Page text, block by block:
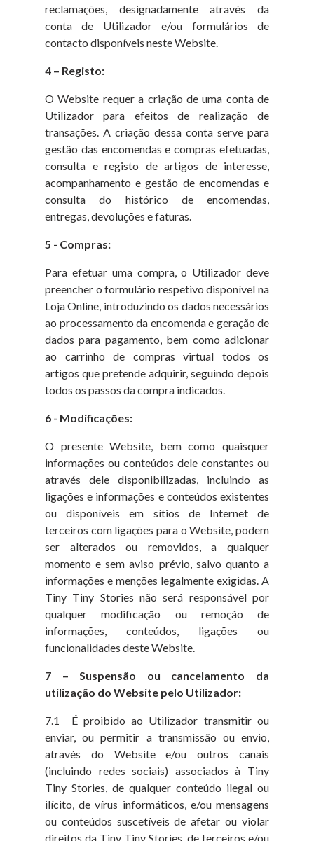
reclamações, designadamente através da
conta de Utilizador e/ou formulários de
contacto disponíveis neste Website.
4 – Registo:
O Website requer a criação de uma conta de
Utilizador para efeitos de realização de
transações. A criação dessa conta serve para
gestão das encomendas e compras efetuadas,
consulta e registo de artigos de interesse,
acompanhamento e gestão de encomendas e
consulta do histórico de encomendas,
entregas, devoluções e faturas.
5 - Compras:
Para efetuar uma compra, o Utilizador deve
preencher o formulário respetivo disponível na
Loja Online, introduzindo os dados necessários
ao processamento da encomenda e geração de
dados para pagamento, bem como adicionar
ao carrinho de compras virtual todos os
artigos que pretende adquirir, seguindo depois
todos os passos da compra indicados.
6 - Modificações:
O presente Website, bem como quaisquer
informações ou conteúdos dele constantes ou
através dele disponibilizadas, incluindo as
ligações e informações e conteúdos existentes
ou disponíveis em sítios de Internet de
terceiros com ligações para o Website, podem
ser alterados ou removidos, a qualquer
momento e sem aviso prévio, salvo quanto a
informações e menções legalmente exigidas. A
Tiny Tiny Stories não será responsável por
qualquer modificação ou remoção de
informações, conteúdos, ligações ou
funcionalidades deste Website.
7 – Suspensão ou cancelamento da
utilização do Website pelo Utilizador:
7.1 É proibido ao Utilizador transmitir ou
enviar, ou permitir a transmissão ou envio,
através do Website e/ou outros canais
(incluindo redes sociais) associados à Tiny
Tiny Stories, de qualquer conteúdo ilegal ou
ilícito, de vírus informáticos, e/ou mensagens
ou conteúdos suscetíveis de afetar ou violar
direitos da Tiny Tiny Stories, de terceiros e/ou